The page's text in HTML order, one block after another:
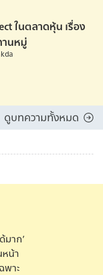
ในตลาดหุ้น เรื่อง
นหมู่
ดูบทความทั้งหมด
มาก’
หน้า
พาะ